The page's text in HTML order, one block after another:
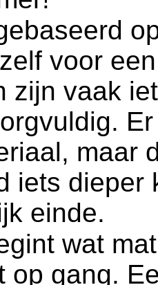
voor
zijn vaak
maar
iets dieper
einde.
wat
op gang.